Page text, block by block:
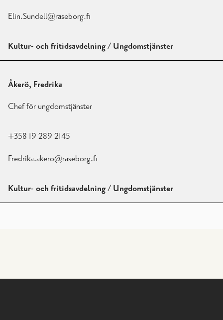
Elin.Sundell@raseborg.fi
Kultur- och fritidsavdelning / Ungdomstjänster
Åkerö, Fredrika
Chef för ungdomstjänster
+358 19 289 2145
Fredrika.akero@raseborg.fi
Kultur- och fritidsavdelning / Ungdomstjänster